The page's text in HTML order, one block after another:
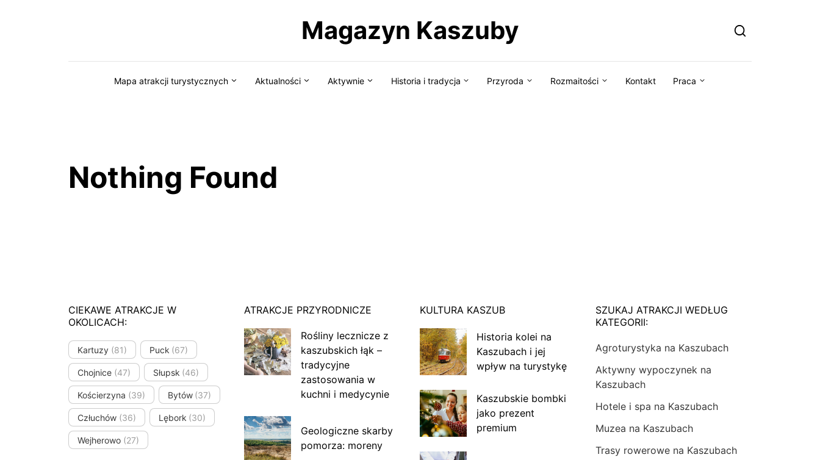
Magazyn Kaszuby
Mapa atrakcji turystycznych Aktualności Aktywnie Historia i tradycja Przyroda Rozmaitości Kontakt Praca
Nothing Found
CIEKAWE ATRAKCJE W
OKOLICACH:
Kartuzy (81) Puck (67)
Chojnice (47) Słupsk (46)
Kościerzyna (39) Bytów (37)
Człuchów (36) Lębork (30)
Wejherowo (27)
ATRAKCJE PRZYRODNICZE
Rośliny lecznicze z
kaszubskich łąk –
tradycyjne
zastosowania w
kuchni i medycynie
Geologiczne skarby
pomorza: moreny
KULTURA KASZUB
Historia kolei na
Kaszubach i jej
wpływ na turystykę
Kaszubskie bombki
jako prezent
premium
SZUKAJ ATRAKCJI WEDŁUG
KATEGORII:
Agroturystyka na Kaszubach
Aktywny wypoczynek na
Kaszubach
Hotele i spa na Kaszubach
Muzea na Kaszubach
Trasy rowerowe na Kaszubach